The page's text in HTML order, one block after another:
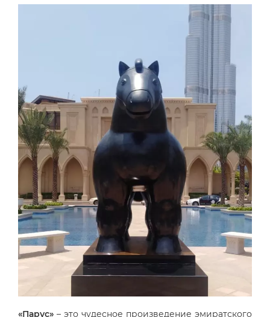
«Парус» – это чудесное произведение эмиратского